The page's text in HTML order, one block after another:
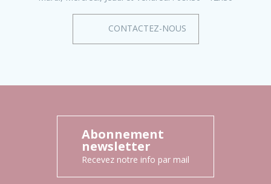
CONTACTEZ-NOUS
Abonnement
newsletter
Recevez notre info par mail